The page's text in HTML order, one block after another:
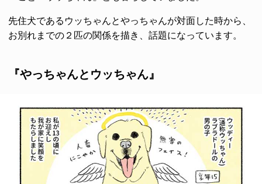
先住犬であるウッちゃんとやっちゃんが対面した時から、
お別れまでの２匹の関係を描き、話題になっています。
『やっちゃんとウッちゃん』